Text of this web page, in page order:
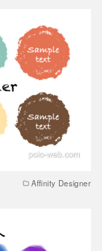
Affinity Designer